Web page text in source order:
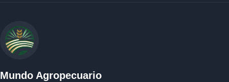
Mundo Agropecuario